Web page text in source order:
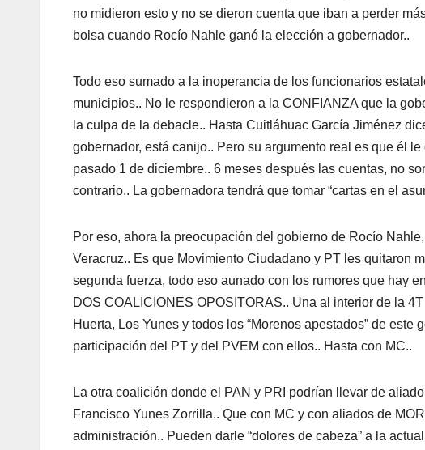
no midieron esto y no se dieron cuenta que iban a perder
bolsa cuando Rocío Nahle ganó la elección a gobernador..
Todo eso sumado a la inoperancia de los funcionarios
municipios.. No le respondieron a la CONFIANZA que la
la culpa de la debacle.. Hasta Cuitláhuac García Jiménez
gobernador, está canijo.. Pero su argumento real es que él
pasado 1 de diciembre.. 6 meses después las cuentas, no
contrario.. La gobernadora tendrá que tomar “cartas en el
Por eso, ahora la preocupación del gobierno de Rocío
Veracruz.. Es que Movimiento Ciudadano y PT les quitaron
segunda fuerza, todo eso aunado con los rumores que hay
DOS COALICIONES OPOSITORAS.. Una al interior de la
Huerta, Los Yunes y todos los “Morenos apestados” de
participación del PT y del PVEM con ellos.. Hasta con MC..
La otra coalición donde el PAN y PRI podrían llevar de
Francisco Yunes Zorrilla.. Que con MC y con aliados de
administración.. Pueden darle “dolores de cabeza” a la